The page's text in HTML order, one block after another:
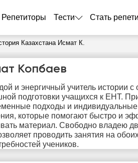
Репетиторы Тести Стать
Казахстана Исмат К.
Копбаев
и энергичный учитель истории с
подготовки учащихся к ЕНТ.
подходы и
которые помогают быстро и
материал. Свободно владею
проводить занятия на
учеников.
сб
8
вс
9
пн
10